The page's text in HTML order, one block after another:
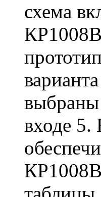
схема
выбраны
входе 5.